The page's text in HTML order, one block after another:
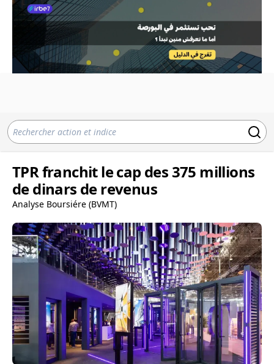
TPR franchit le cap des 375 millions
de dinars de revenus
Analyse Boursiére (BVMT)